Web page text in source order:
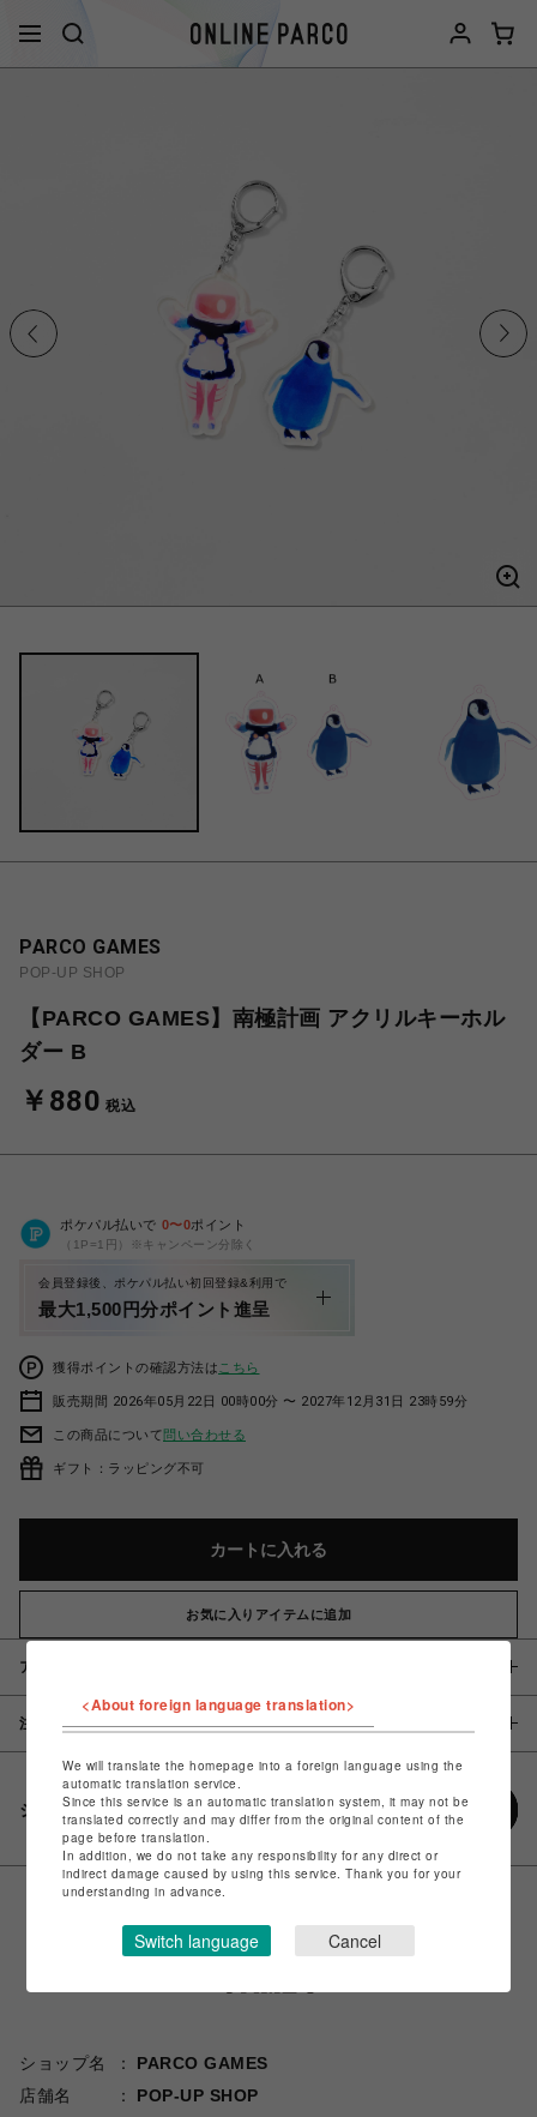
PARCO GAMES
POP-UP SHOP
【PARCO GAMES】南極計画 アクリルキーホル
ダー B
￥880 税込
ポケパル払いで 0〜0ポイント
（1P=1円）※キャンペーン分除く
会員登録後、ポケパル払い初回登録&利用で
最大1,500円分ポイント進呈
獲得ポイントの確認方法は こちら
販売期間 2026年05月22日 00時00分 〜 2027年12月31日 23時59分
この商品について問い合わせる
ギフト：ラッピング不可
カートに入れる
お気に入りアイテムに追加
アイテム説明 / 素材
注意事項
シェアする
ショップ名
PARCO GAMES
店舗名
POP-UP SHOP
<About foreign language translation>
We will translate the homepage into a foreign language using the
automatic translation service.
Since this service is an automatic translation system, it may not be
translated correctly and may differ from the original content of the
page before translation.
In addition, we do not take any responsibility for any direct or
indirect damage caused by using this service. Thank you for your
understanding in advance.
Switch language Cancel